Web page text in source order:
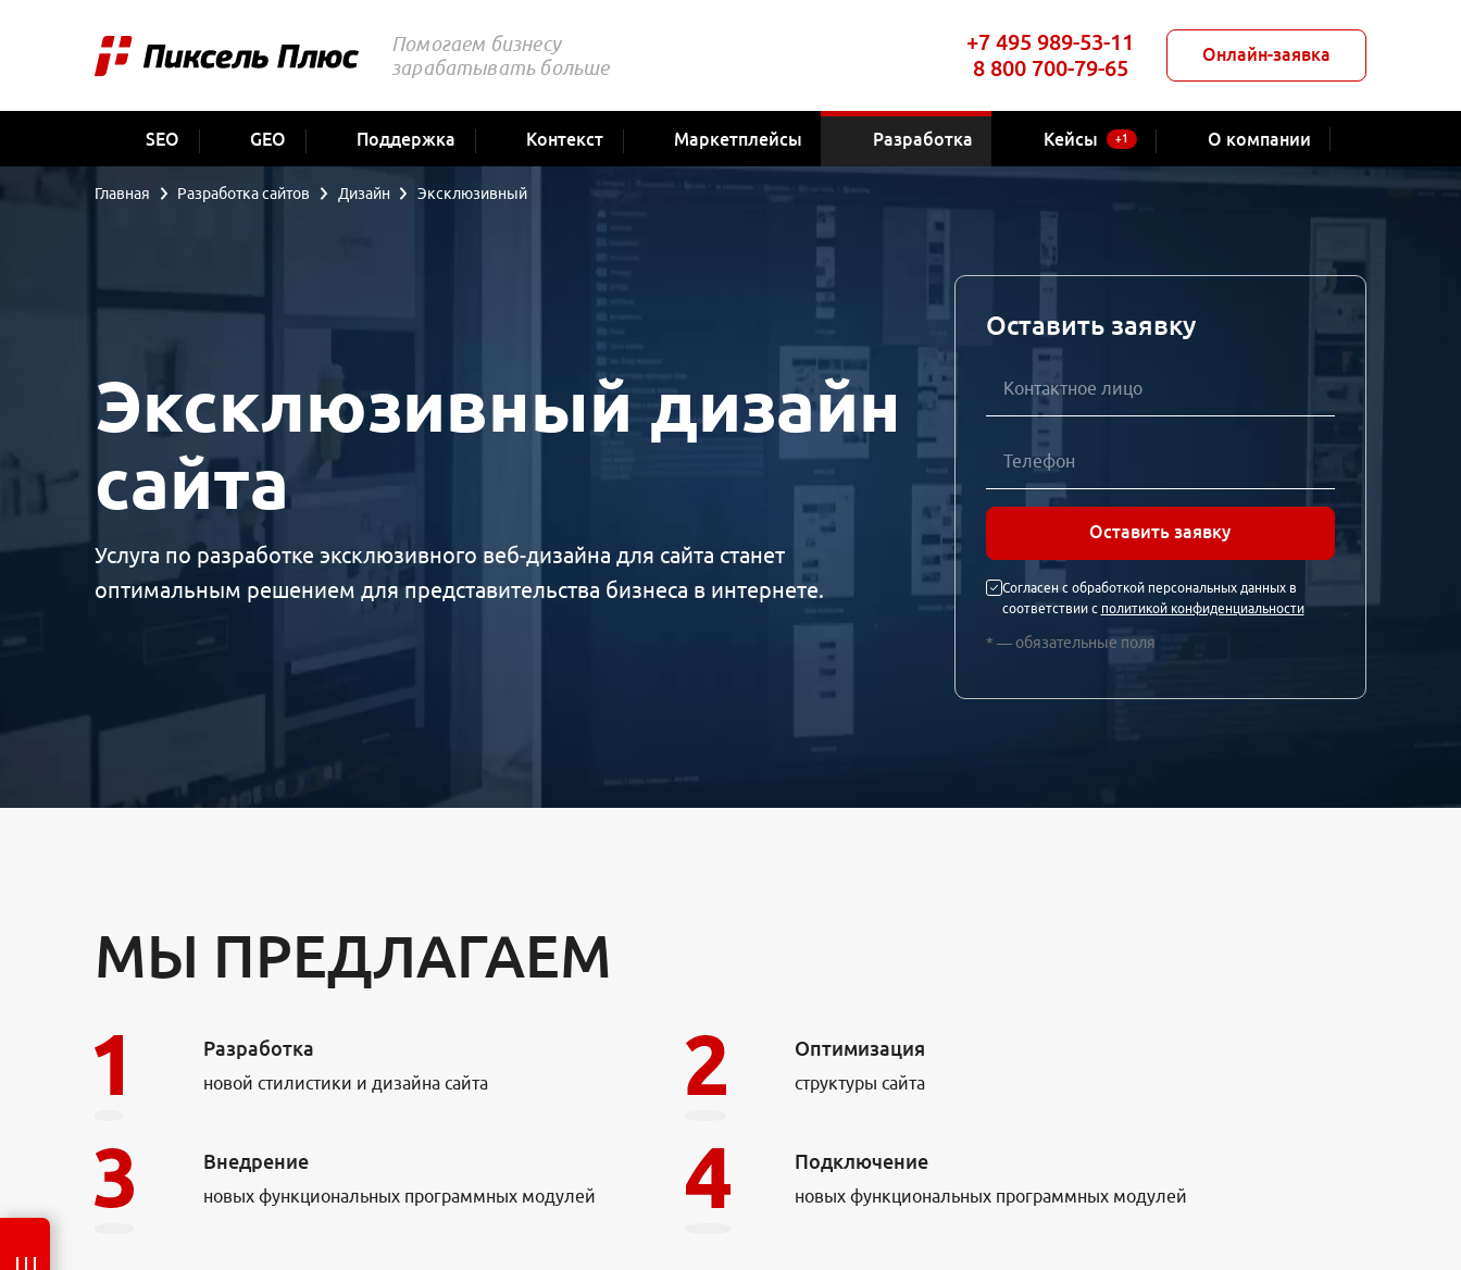
Помогаем бизнесу
зарабатывать больше
+7 495 989-53-11
8 800 700-79-65
Онлайн-заявка
SEO GEO Поддержка Контекст Маркетплейсы Разработка Кейсы +1 О компании
Оставить заявку
Оставить заявку
Согласен с обработкой персональных данных в
соответствии с политикой конфиденциальности
* — обязательные поля
Эксклюзивный дизайн
сайта
Услуга по разработке эксклюзивного веб-дизайна для сайта станет
оптимальным решением для представительства бизнеса в интернете.
Главная Разработка сайтов Дизайн Эксклюзивный
МЫ ПРЕДЛАГАЕМ
Разработка
новой стилистики и дизайна сайта
Оптимизация
структуры сайта
Внедрение
новых функциональных программных модулей
Подключение
новых функциональных программных модулей